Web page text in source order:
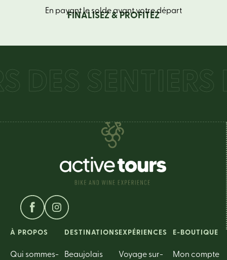
FINALISEZ & PROFITEZ
En payant le solde avant votre départ
SENTIERS
À PROPOS
Qui sommes-
DESTINATIONS
Beaujolais
EXPÉRIENCES
Voyage sur-
E-BOUTIQUE
Mon compte